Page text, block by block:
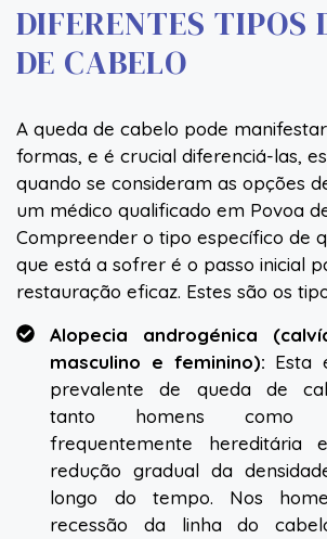
DIFERENTES TIPOS
DE CABELO
A queda de cabelo pode
formas, e é crucial diferenciá-las,
quando se consideram as opções
um médico qualificado em Povoa
Compreender o tipo específico de
que está a sofrer é o passo inicial
restauração eficaz. Estes são os
Alopecia androgénica
masculino e feminino): Esta
prevalente de queda de
tanto homens como
frequentemente hereditária
redução gradual da
longo do tempo. Nos
recessão da linha do